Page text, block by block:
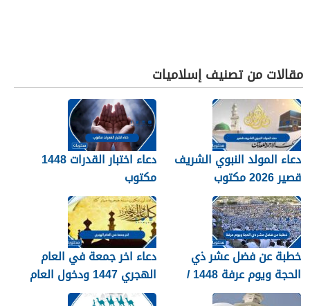
مقالات من تصنيف إسلاميات
دعاء المولد النبوي الشريف
قصير 2026 مكتوب
دعاء اختبار القدرات 1448
مكتوب
خطبة عن فضل عشر ذي
الحجة ويوم عرفة 1448 /
2026
دعاء اخر جمعة في العام
الهجري 1447 ودخول العام
الجديد 1448